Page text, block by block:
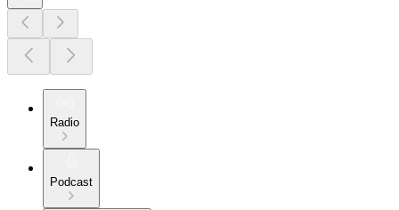
Radio
Podcast